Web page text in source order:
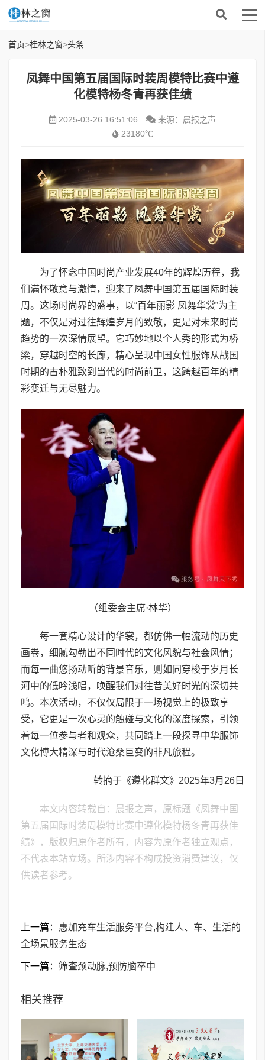
首页>桂林之窗>头条
凤舞中国第五届国际时装周模特比赛中遵
化模特杨冬青再获佳绩
2025-03-26 16:51:06
来源：晨报之声
23180℃
为了怀念中国时尚产业发展40年的辉煌历程，我
们满怀敬意与激情，迎来了凤舞中国第五届国际时装
周。这场时尚界的盛事，以“百年丽影 凤舞华裳”为主
题，不仅是对过往辉煌岁月的致敬，更是对未来时尚
趋势的一次深情展望。它巧妙地以个人秀的形式为桥
梁，穿越时空的长廊，精心呈现中国女性服饰从战国
时期的古朴雅致到当代的时尚前卫，这跨越百年的精
彩变迁与无尽魅力。
（组委会主席·林华）
每一套精心设计的华裳，都仿佛一幅流动的历史
画卷，细腻勾勒出不同时代的文化风貌与社会风情；
而每一曲悠扬动听的背景音乐，则如同穿梭于岁月长
河中的低吟浅唱，唤醒我们对往昔美好时光的深切共
鸣。本次活动，不仅仅局限于一场视觉上的极致享
受，它更是一次心灵的触碰与文化的深度探索，引领
着每一位参与者和观众，共同踏上一段探寻中华服饰
文化博大精深与时代沧桑巨变的非凡旅程。
转摘于《遵化群文》2025年3月26日
本文内容转载自：晨报之声，原标题《凤舞中国
第五届国际时装周模特比赛中遵化模特杨冬青再获佳
绩》，版权归原作者所有，内容为原作者独立观点，
不代表本站立场。所涉内容不构成投资消费建议，仅
供读者参考。
上一篇： 惠加充车生活服务平台,构建人、车、生活的
全场景服务生态
下一篇： 筛查颈动脉,预防脑卒中
相关推荐